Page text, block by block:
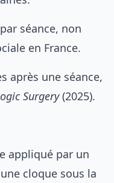
séance, non
en France.
après une séance,
Surgery(2025).
appliqué par un
cloque sous la